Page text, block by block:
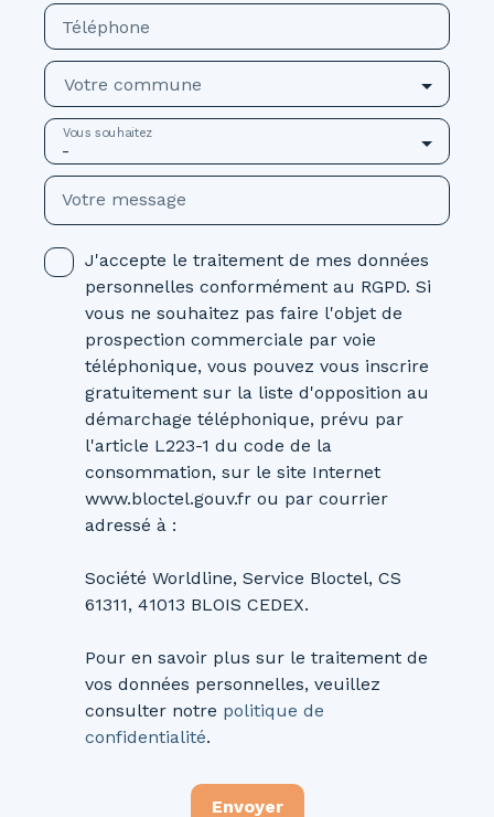
Téléphone
Votre commune
-
Vous souhaitez
Votre message
J'accepte le traitement de mes données
personnelles conformément au RGPD. Si
vous ne souhaitez pas faire l'objet de
prospection commerciale par voie
téléphonique, vous pouvez vous inscrire
gratuitement sur la liste d'opposition au
démarchage téléphonique, prévu par
l'article L223-1 du code de la
consommation, sur le site Internet
www.bloctel.gouv.fr ou par courrier
adressé à :
Société Worldline, Service Bloctel, CS
61311, 41013 BLOIS CEDEX.
Pour en savoir plus sur le traitement de
vos données personnelles, veuillez
consulter notre politique de
confidentialité.
Envoyer